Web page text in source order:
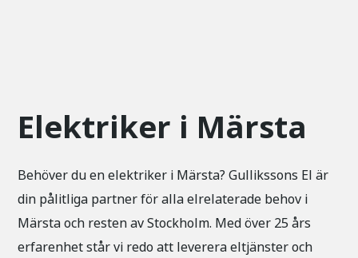
Elektriker i Märsta
Behöver du en elektriker i Märsta? Gullikssons El är
din pålitliga partner för alla elrelaterade behov i
Märsta och resten av Stockholm. Med över 25 års
erfarenhet står vi redo att leverera eltjänster och